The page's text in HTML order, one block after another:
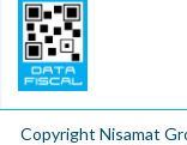
Copyright Nisamat